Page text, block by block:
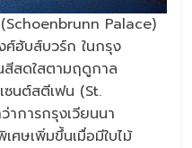
Palace)
ศ์ฮับส์บวร์ก ในกรุง
สีสดใสตามฤดูกาล
ซนต์สตีเฟน (St.
าการกรุงเวียนนา
ษเพิ่มขึ้นเมื่อมีใบไม้